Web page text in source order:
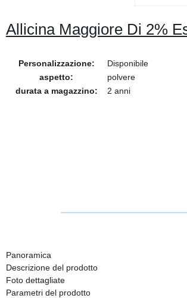
Allicina Maggiore Di 2%
Personalizzazione:
Disponibile
aspetto:
polvere
durata a magazzino:
2 anni
Panoramica
Descrizione del prodotto
Foto dettagliate
Parametri del prodotto